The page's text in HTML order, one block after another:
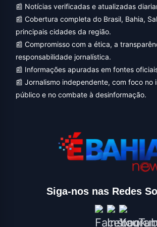
📰 Notícias verificadas e atualizadas
📰 Cobertura completa do Brasil, Bahia,
principais cidades da região.
📰 Compromisso com a ética, a
responsabilidade jornalística.
📰 Informações apuradas em fontes
📰 Jornalismo independente, com foco no
público e no combate à desinformação.
Siga-nos nas Redes